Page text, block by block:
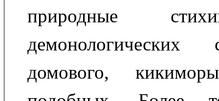
природные
домового,